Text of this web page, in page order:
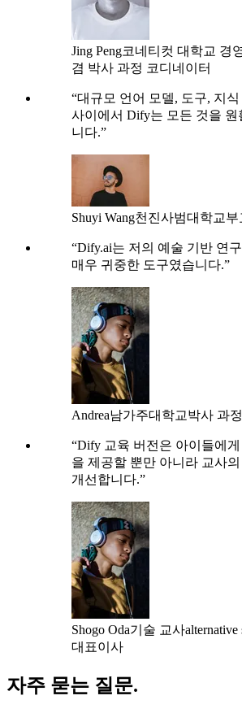
Jing Peng코네티컷 대학교 경
겸 박사 과정 코디네이터
“대규모 언어 모델, 도구, 지
사이에서 Dify는 모든 것을 원
니다.”
Shuyi Wang천진사범대학교부
“Dify.ai는 저의 예술 기반 연
매우 귀중한 도구였습니다.”
Andrea남가주대학교박사 과
“Dify 교육 버전은 아이들에
을 제공할 뿐만 아니라 교사
개선합니다.”
Shogo Oda기술 교사alternative
대표이사
자주 묻는 질문.